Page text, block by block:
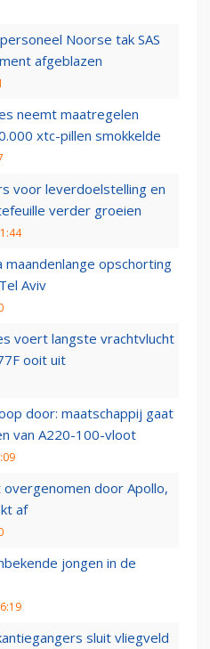
Noorse tak SAS
afgeblazen
neemt maatregelen
xtc-pillen smokkelde
voor leverdoelstelling en
verder groeien
maandenlange opschorting
Aviv
voert langste vrachtvlucht
ooit uit
door: maatschappij gaat
van A220-100-vloot
door Apollo,
af
jongen in de
sluit vliegveld